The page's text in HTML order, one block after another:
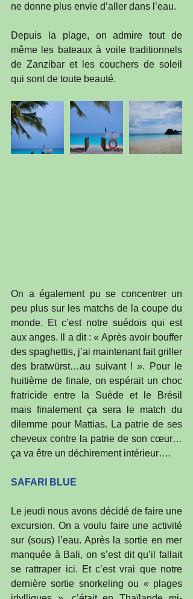
ne donne plus envie d’aller dans l’eau.
Depuis la plage, on admire tout de
même les bateaux à voile traditionnels
de Zanzibar et les couchers de soleil
qui sont de toute beauté.
On a également pu se concentrer un
peu plus sur les matchs de la coupe du
monde. Et c’est notre suédois qui est
aux anges. Il a dit : « Après avoir bouffer
des spaghettis, j’ai maintenant fait griller
des bratwürst…au suivant ! ». Pour le
huitième de finale, on espérait un choc
fratricide entre la Suède et le Brésil
mais finalement ça sera le match du
dilemme pour Mattias. La patrie de ses
cheveux contre la patrie de son cœur…
ça va être un déchirement intérieur….
SAFARI BLUE
Le jeudi nous avons décidé de faire une
excursion. On a voulu faire une activité
sur (sous) l’eau. Après la sortie en mer
manquée à Bali, on s’est dit qu’il fallait
se rattraper ici. Et c’est vrai que notre
dernière sortie snorkeling ou « plages